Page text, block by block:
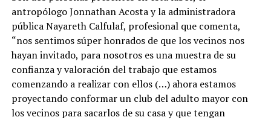
antropólogo Jonnathan Acosta y la administradora
pública Nayareth Calfulaf, profesional que comenta,
“nos sentimos súper honrados de que los vecinos nos
hayan invitado, para nosotros es una muestra de su
confianza y valoración del trabajo que estamos
comenzando a realizar con ellos (…) ahora estamos
proyectando conformar un club del adulto mayor con
los vecinos para sacarlos de su casa y que tengan